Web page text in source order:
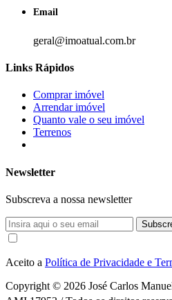
Email
geral@imoatual.com.br
Links Rápidos
Comprar imóvel
Arrendar imóvel
Quanto vale o seu imóvel
Terrenos
Newsletter
Subscreva a nossa newsletter
Aceito a Política de Privacidade e
Copyright © 2026 José Carlos